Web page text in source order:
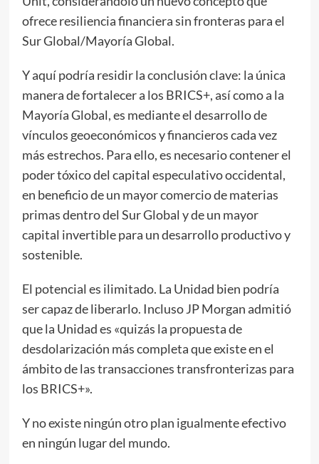
ofrece resiliencia financiera sin fronteras para el
Sur Global/Mayoría Global.
Y aquí podría residir la conclusión clave: la única
manera de fortalecer a los BRICS+, así como a la
Mayoría Global, es mediante el desarrollo de
vínculos geoeconómicos y financieros cada vez
más estrechos. Para ello, es necesario contener el
poder tóxico del capital especulativo occidental,
en beneficio de un mayor comercio de materias
primas dentro del Sur Global y de un mayor
capital invertible para un desarrollo productivo y
sostenible.
El potencial es ilimitado. La Unidad bien podría
ser capaz de liberarlo. Incluso JP Morgan admitió
que la Unidad es «quizás la propuesta de
desdolarización más completa que existe en el
ámbito de las transacciones transfronterizas para
los BRICS+».
Y no existe ningún otro plan igualmente efectivo
en ningún lugar del mundo.